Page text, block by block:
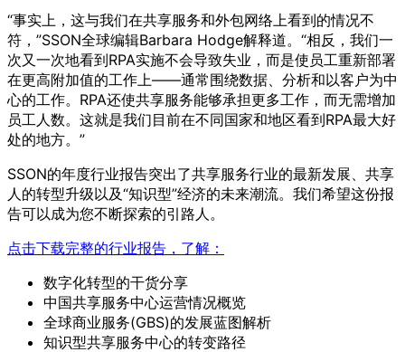
“事实上，这与我们在共享服务和外包网络上看到的情况不
符，”SSON全球编辑Barbara Hodge解释道。“相反，我们一
次又一次地看到RPA实施不会导致失业，而是使员工重新部署
在更高附加值的工作上——通常围绕数据、分析和以客户为中
心的工作。RPA还使共享服务能够承担更多工作，而无需增加
员工人数。这就是我们目前在不同国家和地区看到RPA最大好
处的地方。”
SSON的年度行业报告突出了共享服务行业的最新发展、共享
人的转型升级以及“知识型”经济的未来潮流。我们希望这份报
告可以成为您不断探索的引路人。
点击下载完整的行业报告，了解：
数字化转型的干货分享
中国共享服务中心运营情况概览
全球商业服务(GBS)的发展蓝图解析
知识型共享服务中心的转变路径